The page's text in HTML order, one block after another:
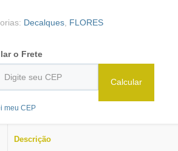
Decalques FLORES
o Frete
Calcular
meu CEP
Descrição